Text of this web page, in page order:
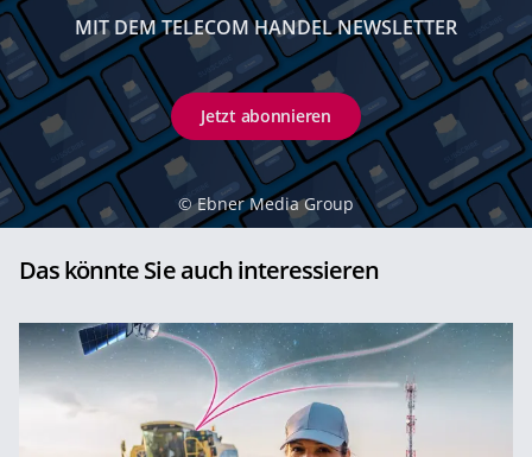
MIT DEM TELECOM HANDEL NEWSLETTER
Jetzt abonnieren
© Ebner Media Group
Das könnte Sie auch interessieren